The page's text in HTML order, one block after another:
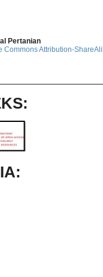
Pertanian
Commons Attribution-